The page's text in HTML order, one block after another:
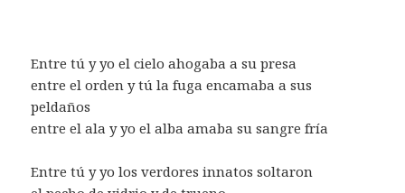
Entre tú y yo el cielo ahogaba a su presa
entre el orden y tú la fuga encamaba a sus
peldaños
entre el ala y yo el alba amaba su sangre fría
Entre tú y yo los verdores innatos soltaron